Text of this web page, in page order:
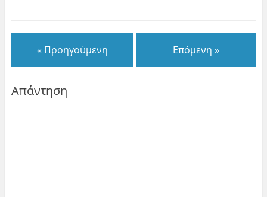
« Προηγούμενη Επόμενη »
Απάντηση